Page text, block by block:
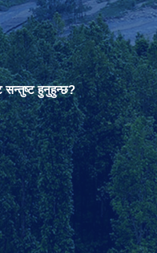
सन्तुष्ट हुनुहुन्छ?